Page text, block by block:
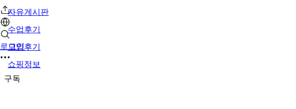
로그인
자유게시판
수업후기
모임후기
쇼핑정보
구독